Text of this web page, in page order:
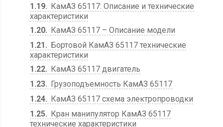
1.19
КамАЗ 65117: Описание и технические
характеристики
1.20
КамАЗ 65117 – Описание модели
1.21
Бортовой КамАЗ 65117 технические
характеристики
1.22
КамАЗ 65117 двигатель
1.23
Грузоподъемность КамАЗ 65117
1.24
КамАЗ 65117 схема электропроводки
1.25
Кран манипулятор КамАЗ 65117
технические характеристики